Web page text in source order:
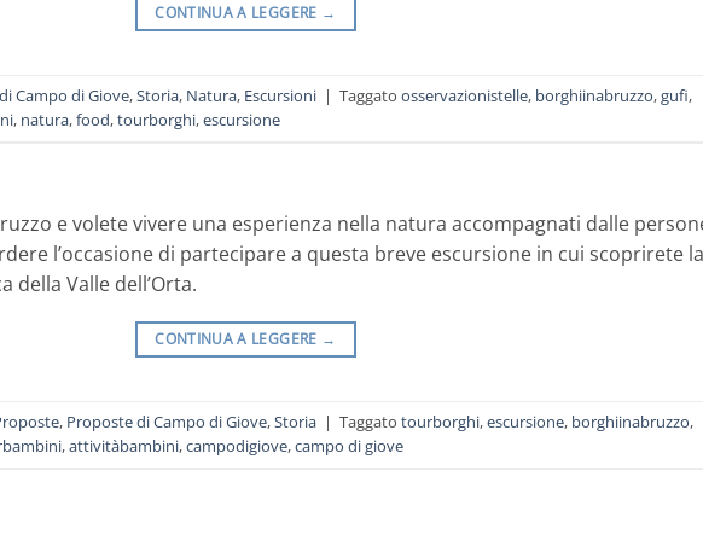
CONTINUA A LEGGERE →
Campo di Giove,Storia, Natura, Escursioni | Taggato osservazionistelle, borghiinabruzzo,gufi,
, natura,food,tourborghi,escursione
e volete vivere una esperienza nella natura accompagnati dalle
l’occasione di partecipare a questa breve escursione in cui scoprirete la
della Valle dell’Orta.
CONTINUA A LEGGERE →
, Proposte di Campo di Giove,Storia | Taggato tourborghi,escursione, borghiinabruzzo,
,attivitàbambini,campodigiove,campo di giove